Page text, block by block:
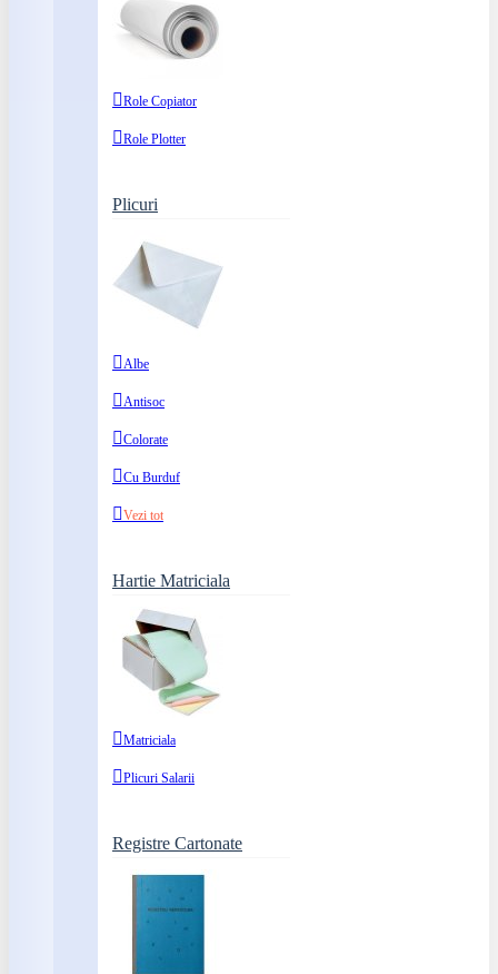
Role Copiator
Role Plotter
Plicuri
Albe
Antisoc
Colorate
Cu Burduf
Vezi tot
Hartie Matriciala
Matriciala
Plicuri Salarii
Registre Cartonate